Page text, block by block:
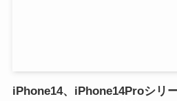
iPhone14、iPhone14Proシリ